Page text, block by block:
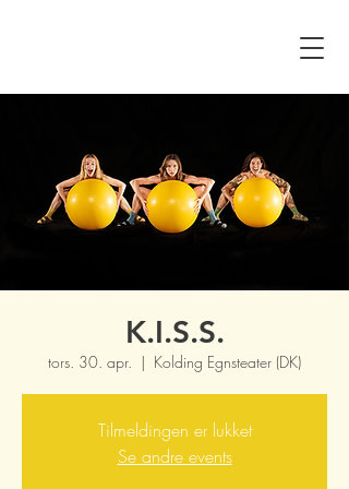
K.I.S.S.
tors. 30. apr.
  |
Kolding Egnsteater (DK)
Tilmeldingen er lukket
Se andre events